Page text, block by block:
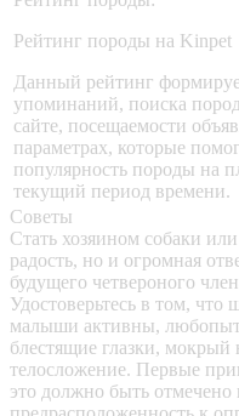
Рейтинг породы на Kinpet
Данный рейтинг
упоминаний, поиска
сайте, посещаемости
параметрах, которые
популярность породы на
текущий период времени.
Советы
Стать хозяином собаки
радость, но и огромная
будущего четвероного
Удостоверьтесь в том, что
малыши активны,
блестящие глазки, мокрый
телосложение. Первые
это должно быть отмечено